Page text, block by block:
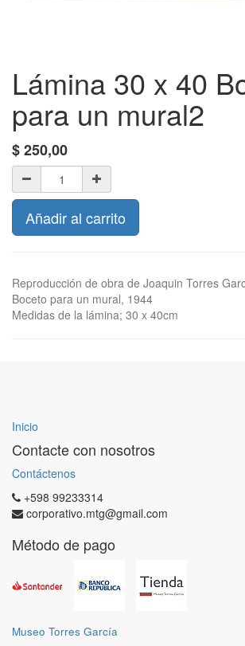
Lámina 30 x 40
para un mural2
$250,00
Añadir al carrito
Reproducción de obra de Joaquin Torres
Boceto para un mural, 1944
Medidas de la lámina; 30 x 40cm
Inicio
Contacte con nosotros
Contáctenos
+598 99233314
corporativo.mtg@gmail.com
Método de pago
Museo Torres García